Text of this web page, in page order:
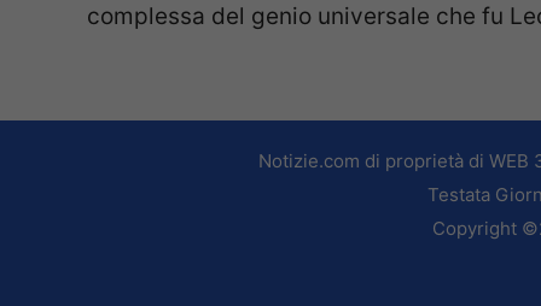
complessa del genio universale che fu
Notizie.com di proprietà di WEB
Testata
Copyright